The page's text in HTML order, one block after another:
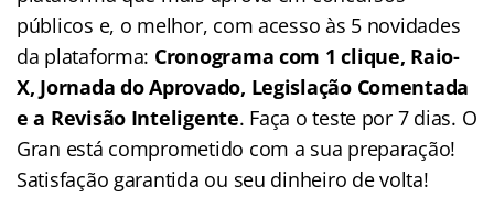
públicos e, o melhor, com acesso às 5 novidades
da plataforma: Cronograma com 1 clique, Raio-
X, Jornada do Aprovado, Legislação Comentada
e a Revisão Inteligente. Faça o teste por 7 dias. O
Gran está comprometido com a sua preparação!
Satisfação garantida ou seu dinheiro de volta!